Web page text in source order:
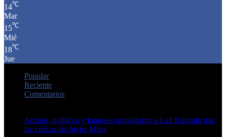
14℃
Mar
15℃
Mié
18℃
Jue
Popular
Reciente
Comentarios
Artistas, políticos y famosos respaldaron a Lali Espósito tras
las críticas de Javier Milei